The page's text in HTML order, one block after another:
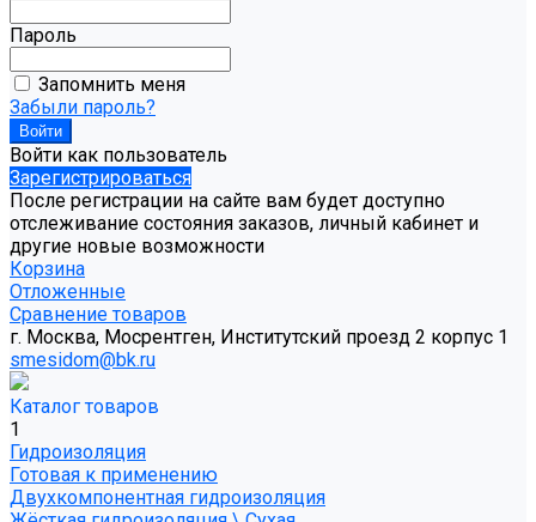
Пароль
Запомнить меня
Забыли пароль?
Войти как пользователь
Зарегистрироваться
После регистрации на сайте вам будет доступно
отслеживание состояния заказов, личный кабинет и
другие новые возможности
Корзина
Отложенные
Сравнение товаров
г. Москва, Мосрентген, Институтский проезд 2 корпус 1
smesidom@bk.ru
Каталог товаров
1
Гидроизоляция
Готовая к применению
Двухкомпонентная гидроизоляция